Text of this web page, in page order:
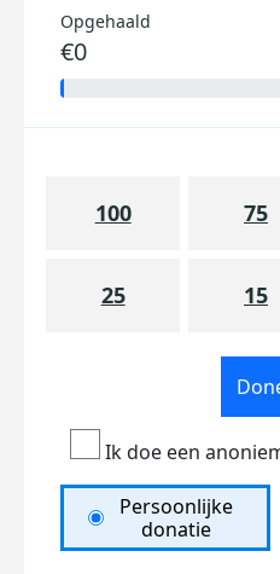
Opgehaald
€0
100 75
25 15
Ik doe een
Persoonlijke
donatie